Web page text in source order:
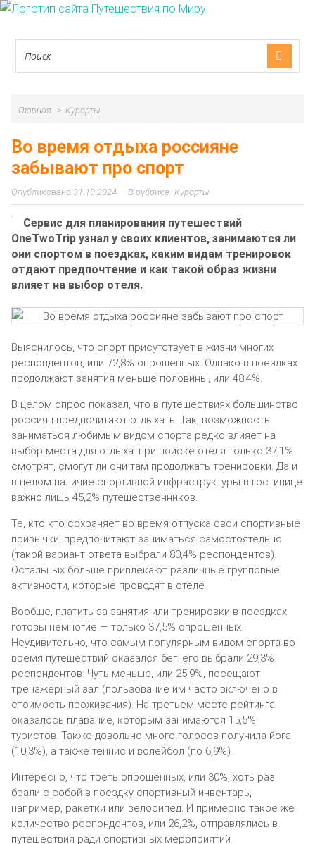
Главная Курорты
Во время отдыха россияне
забывают про спорт
31.10.2024 Курорты
Сервис для планирования путешествий
OneTwoTrip узнал у своих клиентов, занимаются ли
они спортом в поездках, каким видам тренировок
отдают предпочтение и как такой образ жизни
влияет на выбор отеля.
Выяснилось, что спорт присутствует в жизни многих
респондентов, или 72,8% опрошенных. Однако в поездках
продолжают занятия меньше половины, или 48,4%.
В целом опрос показал, что в путешествиях большинство
россиян предпочитают отдыхать. Так, возможность
заниматься любимым видом спорта редко влияет на
выбор места для отдыха: при поиске отеля только 37,1%
смотрят, смогут ли они там продолжать тренировки. Да и
в целом наличие спортивной инфраструктуры в гостинице
важно лишь 45,2% путешественников.
Те, кто кто сохраняет во время отпуска свои спортивные
привычки, предпочитают заниматься самостоятельно
(такой вариант ответа выбрали 80,4% респондентов).
Остальных больше привлекают различные групповые
активности, которые проводят в отеле.
Вообще, платить за занятия или тренировки в поездках
готовы немногие — только 37,5% опрошенных.
Неудивительно, что самым популярным видом спорта во
время путешествий оказался бег: его выбрали 29,3%
респондентов. Чуть меньше, или 25,9%, посещают
тренажёрный зал (пользование им часто включено в
стоимость проживания). На третьем месте рейтинга
оказалось плавание, которым занимаются 15,5%
туристов. Также довольно много голосов получила йога
(10,3%), а также теннис и волейбол (по 6,9%).
Интересно, что треть опрошенных, или 30%, хоть раз
брали с собой в поездку спортивный инвентарь,
например, ракетки или велосипед. И примерно такое же
количество респондентов, или 26,2%, отправлялись в
путешествия ради спортивных мероприятий.